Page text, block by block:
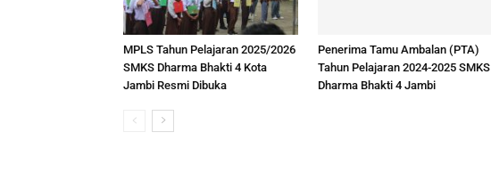
MPLS Tahun Pelajaran 2025/2026
SMKS Dharma Bhakti 4 Kota
Jambi Resmi Dibuka
Penerima Tamu Ambalan (PTA)
Tahun Pelajaran 2024-2025 SMKS
Dharma Bhakti 4 Jambi